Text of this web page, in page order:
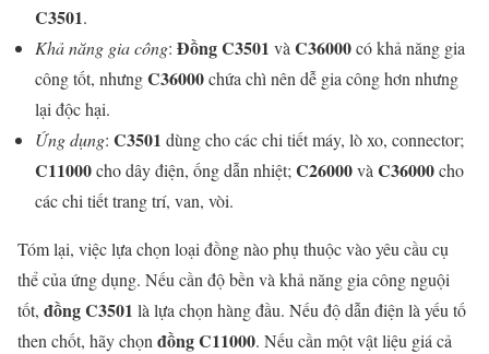
C3501.
Khả năng gia công: Đồng C3501 và C36000có khả năng gia
công tốt, nhưngC36000chứa chì nên dễ gia công hơn nhưng
lại độc hại.
Ứng dụng: C3501 dùng cho các chi tiết máy, lò xo, connector;
C11000cho dây điện, ống dẫn nhiệt; C26000và C36000cho
các chi tiết trang trí, van, vòi.
Tóm lại, việc lựa chọn loại đồng nào phụ thuộc vào yêu cầu cụ
thể của ứng dụng. Nếu cần độ bền và khả năng gia công nguội
tốt, đồng C3501 là lựa chọn hàng đầu. Nếu độ dẫn điện là yếu tố
then chốt, hãy chọn đồng C11000. Nếu cần một vật liệu giá cả